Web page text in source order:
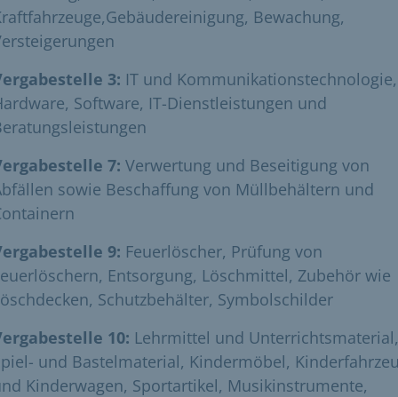
Bewachung,
3: IT und Kommunikationstechnologie,
Software, IT-Dienstleistungen und
7: Verwertung und Beseitigung von
sowie Beschaffung von Müllbehältern und
9: Feuerlöscher, Prüfung von
Entsorgung, Löschmittel, Zubehör wie
Schutzbehälter, Symbolschilder
10: Lehrmittel und Unterrichtsmaterial,
und Bastelmaterial, Kindermöbel,
Kinderwagen, Sportartikel, Musikinstrumente,